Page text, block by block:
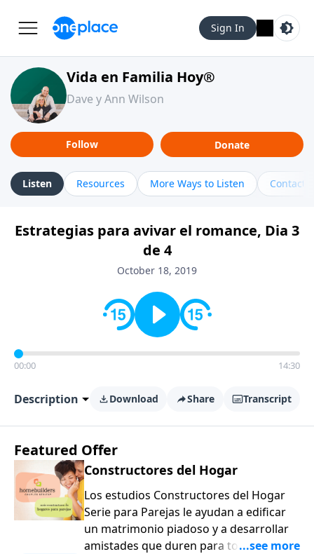
Sign In
Vida en Familia Hoy®
Dave y Ann Wilson
Follow Donate
Listen Resources More Ways to Listen Contact
Estrategias para avivar el romance, Dia 3
de 4
October 18, 2019
00:00 14:30
Description Download Share Transcript
Featured Offer
Constructores del Hogar
Los estudios Constructores del Hogar
Serie para Parejas le ayudan a edificar
un matrimonio piadoso y a desarrollar
amistades que duren para toda la vida.